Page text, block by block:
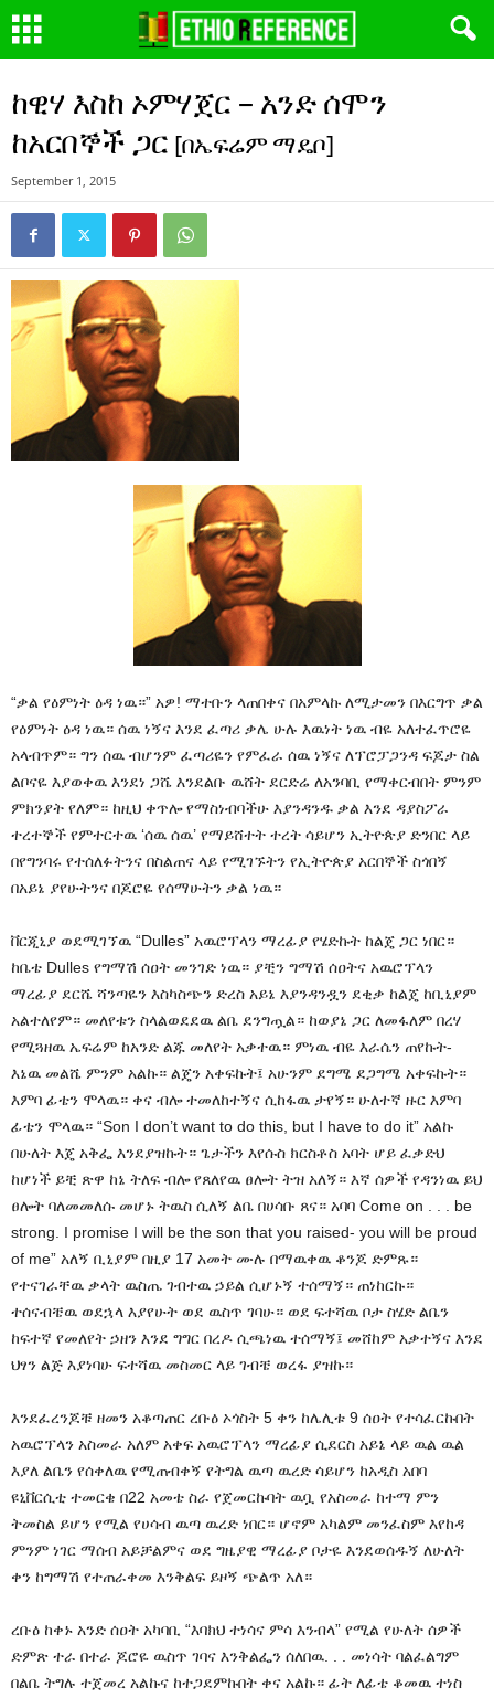
ከዊሃ እስከ ኦምሃጀር – አንድ ሰሞን
ከአርበኞች ጋር [በኤፍሬም ማዴቦ]
September 1, 2015
“ቃል የዕምነት ዕዳ ነዉ።” አዎ! ማተቡን ላጠበቀና በአምላኩ ለሚታመን በእርግጥ ቃል
የዕምነት ዕዳ ነዉ። ሰዉ ነኝና እንደ ፈጣሪ ቃሌ ሁሉ እዉነት ነዉ ብዬ አለተፈጥሮዬ
አላብጥም። ግን ሰዉ ብሆንም ፈጣሪዬን የምፈራ ሰዉ ነኝና ለፕሮፓጋንዳ ፍጆታ ስል
ልቦናዬ እያወቀዉ እንደነ ጋሼ እንደልቡ ዉሸት ደርድሬ ለአንባቢ የማቀርብበት ምንም
ምክንያት የለም። ከዚህ ቀጥሎ የማስነብባችሁ እያንዳንዱ ቃል እንደ ዳያስፖራ
ተረተኞች የምተርተዉ ‘ሰዉ ሰዉ’ የማይሸተት ተረት ሳይሆን ኢትዮጵያ ድንበር ላይ
በየግንባሩ የተሰለፉትንና በስልጠና ላይ የሚገኙትን የኢትዮጵያ አርበኞች ስጎበኝ
በአይኔ ያየሁትንና በጆሮዬ የሰማሁትን ቃል ነዉ።
ቨርጂኒያ ወደሚገኘዉ “Dulles” አዉሮፕላን ማረፊያ የሄድኩት ከልጄ ጋር ነበር።
ከቤቴ Dulles የግማሽ ሰዐት መንገድ ነዉ። ያቺን ግማሽ ሰዐትና አዉሮፕላን
ማረፊያ ደርሼ ሻንጣዬን እስካስጭን ድረስ አይኔ እያንዳንዷን ደቂቃ ከልጄ ከቢኒያም
አልተለየም። መለየቱን ስላልወደደዉ ልቤ ደንግጧል። ከወያኔ ጋር ለመፋለም በረሃ
የሚጓዘዉ ኤፍሬም ከአንድ ልጁ መለየት አቃተዉ። ምነዉ ብዬ እራሴን ጠየኩት-
እኔዉ መልሼ ምንም አልኩ። ልጄን አቀፍኩት፤ አሁንም ደግሜ ደጋግሜ አቀፍኩት።
እምባ ፊቴን ሞላዉ። ቀና ብሎ ተመለከተኝና ሲከፋዉ ታየኝ። ሁለተኛ ዙር እምባ
ፊቴን ሞላዉ። “Son I don’t want to do this, but I have to do it” አልኩ
በሁለት እጄ አቅፌ እንደያዝኩት። ጌታችን እየሱስ ክርስቶስ አባት ሆይ ፈቃድህ
ከሆነች ይቺ ጽዋ ከኔ ትለፍ ብሎ የጸለየዉ ፀሎት ትዝ አለኝ። እኛ ሰዎች የዳንነዉ ይህ
ፀሎት ባለመመለሱ መሆኑ ትዉስ ሲለኝ ልቤ በሀሳቡ ጸና። አባባ Come on . . . be
strong. I promise I will be the son that you raised- you will be proud
of me” አለኝ ቢኒያም በዚያ 17 አመት ሙሉ በማዉቀዉ ቆንጆ ድምጹ።
የተናገራቸዉ ቃላት ዉስጤ ገብተዉ ኃይል ሲሆኑኝ ተሰማኝ። ጠነከርኩ።
ተሰናብቼዉ ወደኋላ እያየሁት ወደ ዉስጥ ገባሁ። ወደ ፍተሻዉ ቦታ ስሄድ ልቤን
ከፍተኛ የመለየት ኃዘን እንደ ግግር በረዶ ሲጫነዉ ተሰማኝ፤ መሸከም አቃተኝና እንደ
ህፃን ልጅ እያነባሁ ፍተሻዉ መስመር ላይ ገብቼ ወረፋ ያዝኩ።
እንደፈረንጆቹ ዘመን አቆጣጠር ረቡዕ ኦጎስት 5 ቀን ከሌሊቱ 9 ሰዐት የተሳፈርኩበት
አዉሮፕላን አስመራ አለም አቀፍ አዉሮፕላን ማረፊያ ሲደርስ አይኔ ላይ ዉል ዉል
እያለ ልቤን የሰቀለዉ የሚጠብቀኝ የትግል ዉጣ ዉረድ ሳይሆን ከአዲስ አበባ
ዩኒቨርሲቲ ተመርቄ በ22 አመቴ ስራ የጀመርኩባት ዉቧ የአስመራ ከተማ ምን
ትመስል ይሆን የሚል የሀሳብ ዉጣ ዉረድ ነበር። ሆኖም አካልም መንፈስም እየከዳ
ምንም ነገር ማሰብ አይቻልምና ወደ ግዜያዊ ማረፊያ ቦታዬ እንደወሰዱኝ ለሁለት
ቀን ከግማሽ የተጠራቀመ እንቅልፍ ይዞኝ ጭልጥ አለ።
ረቡዕ ከቀኑ አንድ ሰዐት አካባቢ “እባክህ ተነሳና ምሳ እንብላ” የሚል የሁለት ሰዎች
ድምጽ ተራ በተራ ጆሮዬ ዉስጥ ገባና እንቅልፌን ሰለበዉ. . . መነሳት ባልፈልግም
በልቤ ትግሉ ተጀመረ አልኩና ከተጋደምኩበት ቀና አልኩ። ፊት ለፊቴ ቆመዉ ተነስ